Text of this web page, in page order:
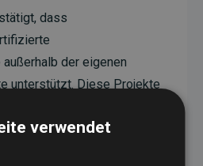
dass
der eigenen
unterstützt. Diese Projekte
dem Doppelten der
der Website entspricht.
verwendet